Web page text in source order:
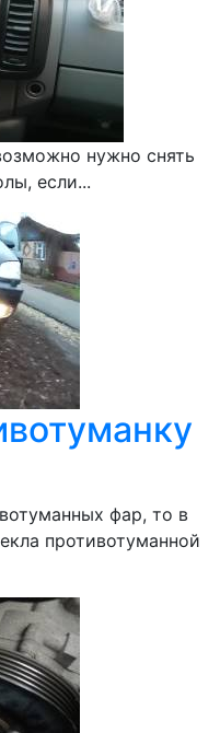
нужно снять
если...
фар, то в
противотуманной